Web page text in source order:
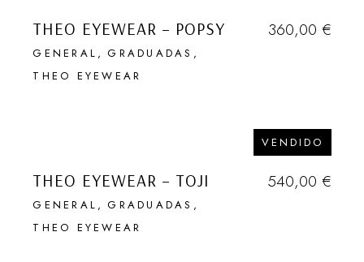
THEO EYEWEAR – POPSY
GENERAL
GRADUADAS
THEO EYEWEAR
360,00 €
VENDIDO
THEO EYEWEAR – TOJI
GENERAL
GRADUADAS
THEO EYEWEAR
540,00 €